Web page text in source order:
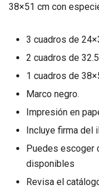
38×51 cm con
3 cuadros de
2 cuadros de
1 cuadros de
Marco negro.
Impresión en
Incluye firma del
Puedes escoger
disponibles
Revisa el